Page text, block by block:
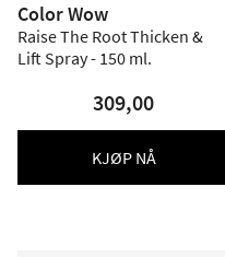
Color Wow
Raise The Root Thicken &
Lift Spray - 150 ml.
309,00
KJØP NÅ